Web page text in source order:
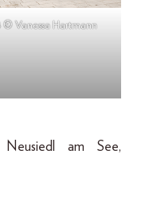
© Vanessa Hartmann
am See,